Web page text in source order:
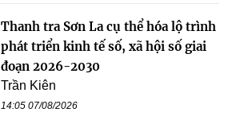
Thanh tra Sơn La cụ thể hóa lộ trình
phát triển kinh tế số, xã hội số giai
đoạn 2026-2030
Trần Kiên
14:05 07/08/2026